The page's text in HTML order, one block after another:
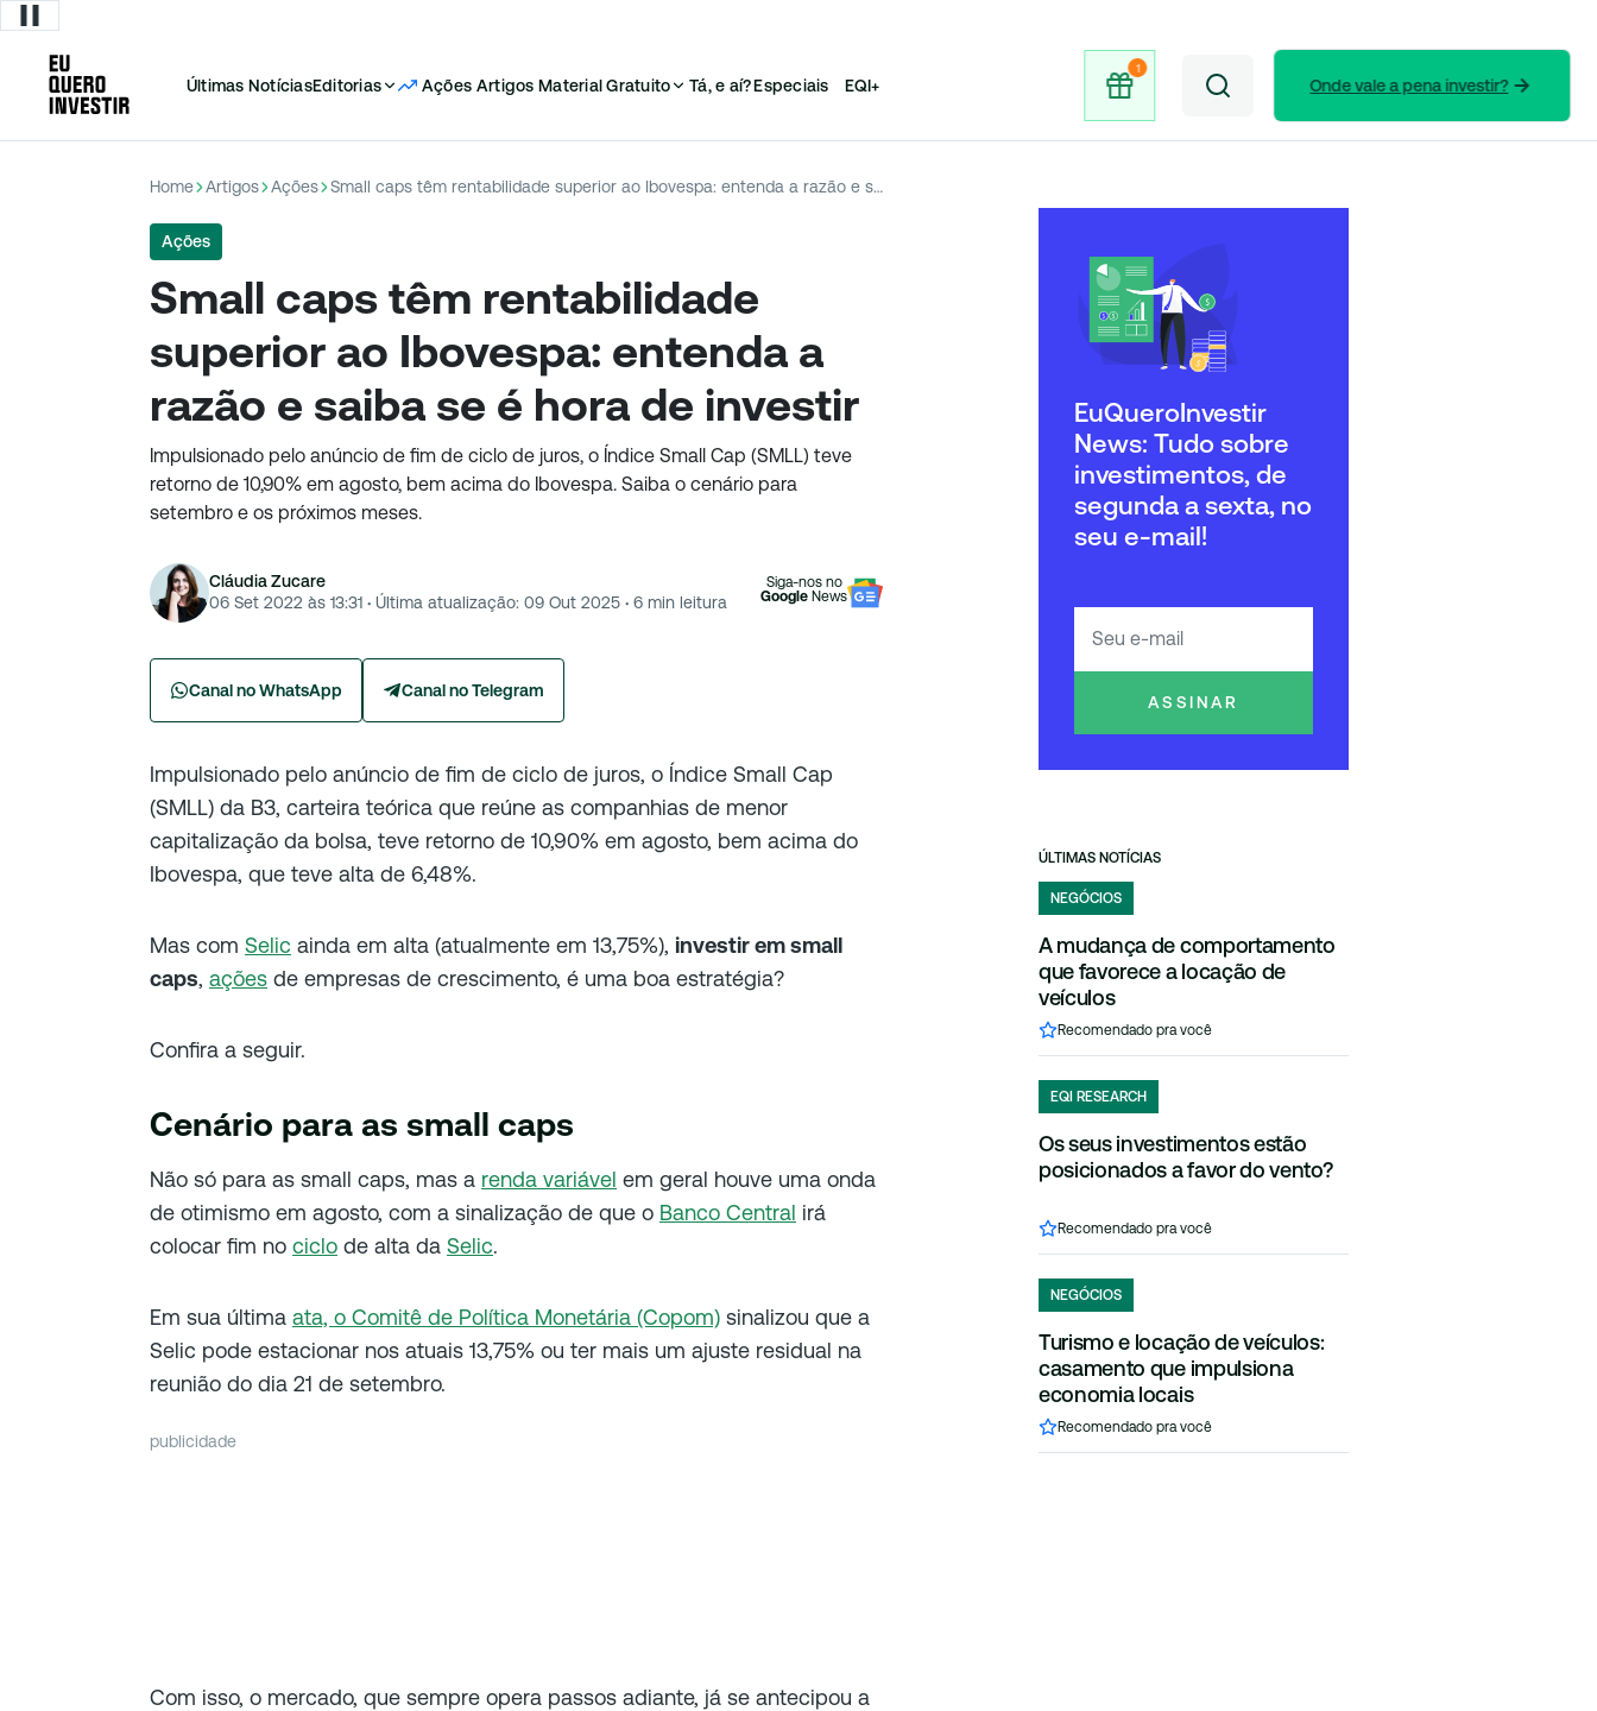
Últimas NotíciasEditorias Ações Artigos Material Gratuito Tá, e aí?Especiais EQI+ Onde vale a pena investir?
Home Artigos Ações Small caps têm rentabilidade superior ao Ibovespa: entenda a razão e saiba se é hora de investir
Ações
Small caps têm rentabilidade
superior ao Ibovespa: entenda a
razão e saiba se é hora de investir
Impulsionado pelo anúncio de fim de ciclo de juros, o Índice Small Cap (SMLL) teve
retorno de 10,90% em agosto, bem acima do Ibovespa. Saiba o cenário para
setembro e os próximos meses.
Cláudia Zucare
06 Set 2022 às 13:31 · Última atualização: 09 Out 2025 · 6 min leitura
Siga-nos no
Google News
Canal no WhatsApp Canal no Telegram
Impulsionado pelo anúncio de fim de ciclo de juros, o Índice Small Cap
(SMLL) da B3, carteira teórica que reúne as companhias de menor
capitalização da bolsa, teve retorno de 10,90% em agosto, bem acima do
Ibovespa, que teve alta de 6,48%.
Mas com Selic ainda em alta (atualmente em 13,75%), investir em small
caps, ações de empresas de crescimento, é uma boa estratégia?
Confira a seguir.
Cenário para as small caps
Não só para as small caps, mas a renda variável em geral houve uma onda
de otimismo em agosto, com a sinalização de que o Banco Central irá
colocar fim no ciclo de alta da Selic.
Em sua última ata, o Comitê de Política Monetária (Copom) sinalizou que a
Selic pode estacionar nos atuais 13,75% ou ter mais um ajuste residual na
reunião do dia 21 de setembro.
publicidade
Com isso, o mercado, que sempre opera passos adiante, já se antecipou a
EuQueroInvestir
News: Tudo sobre
investimentos, de
segunda a sexta, no
seu e-mail!
ASSINAR
ÚLTIMAS NOTÍCIAS
NEGÓCIOS
A mudança de comportamento
que favorece a locação de
veículos
Recomendado pra você
EQI RESEARCH
Os seus investimentos estão
posicionados a favor do vento?
Recomendado pra você
NEGÓCIOS
Turismo e locação de veículos:
casamento que impulsiona
economia locais
Recomendado pra você